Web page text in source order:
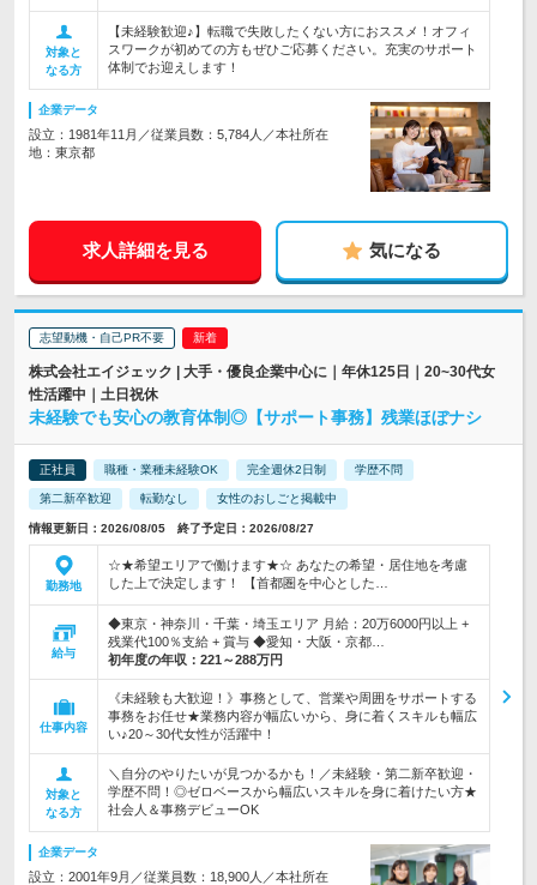
対象と
なる方
【未経験歓迎♪】転職で失敗したくない方におススメ！オフィ
スワークが初めての方もぜひご応募ください。充実のサポート
体制でお迎えします！
企業データ
設立：1981年11月／従業員数：5,784人／本社所在
地：東京都
求人詳細を見る 気になる
志望動機・自己PR不要
株式会社エイジェック | 大手・優良企業中心に｜年休125日｜20~30代女
性活躍中｜土日祝休
未経験でも安心の教育体制◎【サポート事務】残業ほぼナシ
正社員 職種・業種未経験OK 完全週休2日制 学歴不問
第二新卒歓迎 転勤なし 女性のおしごと掲載中
情報更新日：2026/08/05 終了予定日：2026/08/27
勤務地
☆★希望エリアで働けます★☆ あなたの希望・居住地を考慮
した上で決定します！ 【首都圏を中心とした…
給与
◆東京・神奈川・千葉・埼玉エリア 月給：20万6000円以上 +
残業代100％支給 + 賞与 ◆愛知・大阪・京都…
初年度の年収： 221～288万円
仕事内容
《未経験も大歓迎！》事務として、営業や周囲をサポートする
事務をお任せ★業務内容が幅広いから、身に着くスキルも幅広
い♪20～30代女性が活躍中！
対象と
なる方
＼自分のやりたいが見つかるかも！／未経験・第二新卒歓迎・
学歴不問！◎ゼロベースから幅広いスキルを身に着けたい方★
社会人＆事務デビューOK
企業データ
設立：2001年9月／従業員数：18,900人／本社所在